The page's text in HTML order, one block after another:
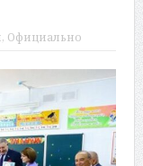
, Официально